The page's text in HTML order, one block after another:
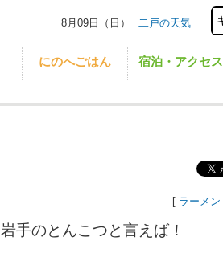
8月09日（日） 二戸の天気
にのへごはん 宿泊・アクセス
[ ラーメン
岩手のとんこつと言えば！